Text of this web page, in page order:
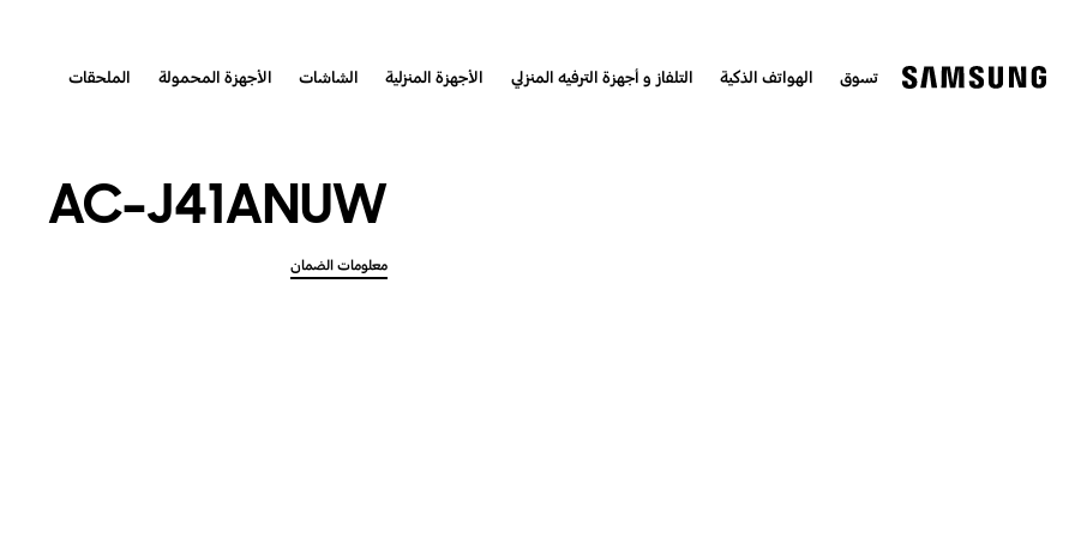
تسوق الهواتف الذكية التلفاز و أجهزة الترفيه المنزلي الأجهزة المنزلية الشاشات الأجهزة المحمولة الملحقات
AC-J41ANUW
معلومات الضمان